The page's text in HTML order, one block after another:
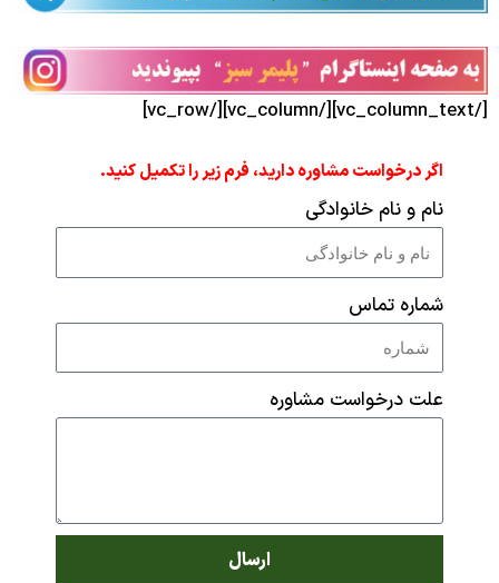
درخواست مشاوره دارید، فرم زیر را تکمیل کنید.
و نام خانوادگی
تماس
درخواست مشاوره